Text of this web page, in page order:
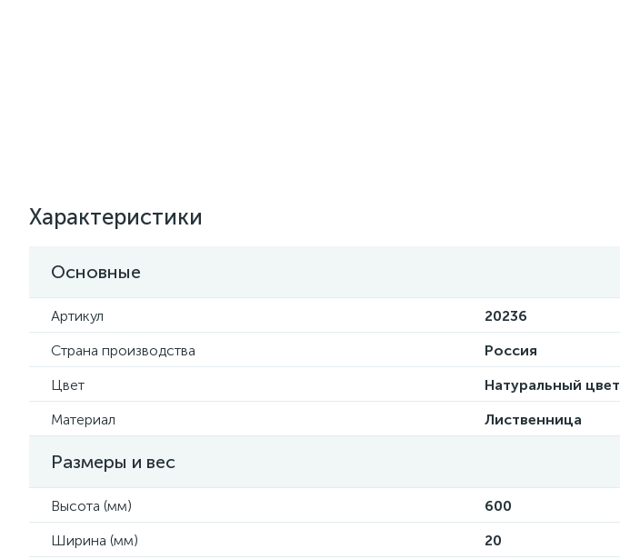
Характеристики
Основные
Артикул 20236
Страна производства Россия
Цвет Натуральный цвет
Материал Лиственница
Размеры и вес
Высота (мм) 600
Ширина (мм) 20